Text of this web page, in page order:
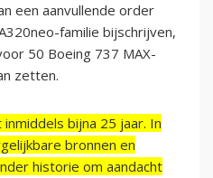
een aanvullende order
familie bijschrijven,
50 Boeing 737 MAX-
zetten.
bijna 25 jaar. In
bronnen en
historie om aandacht